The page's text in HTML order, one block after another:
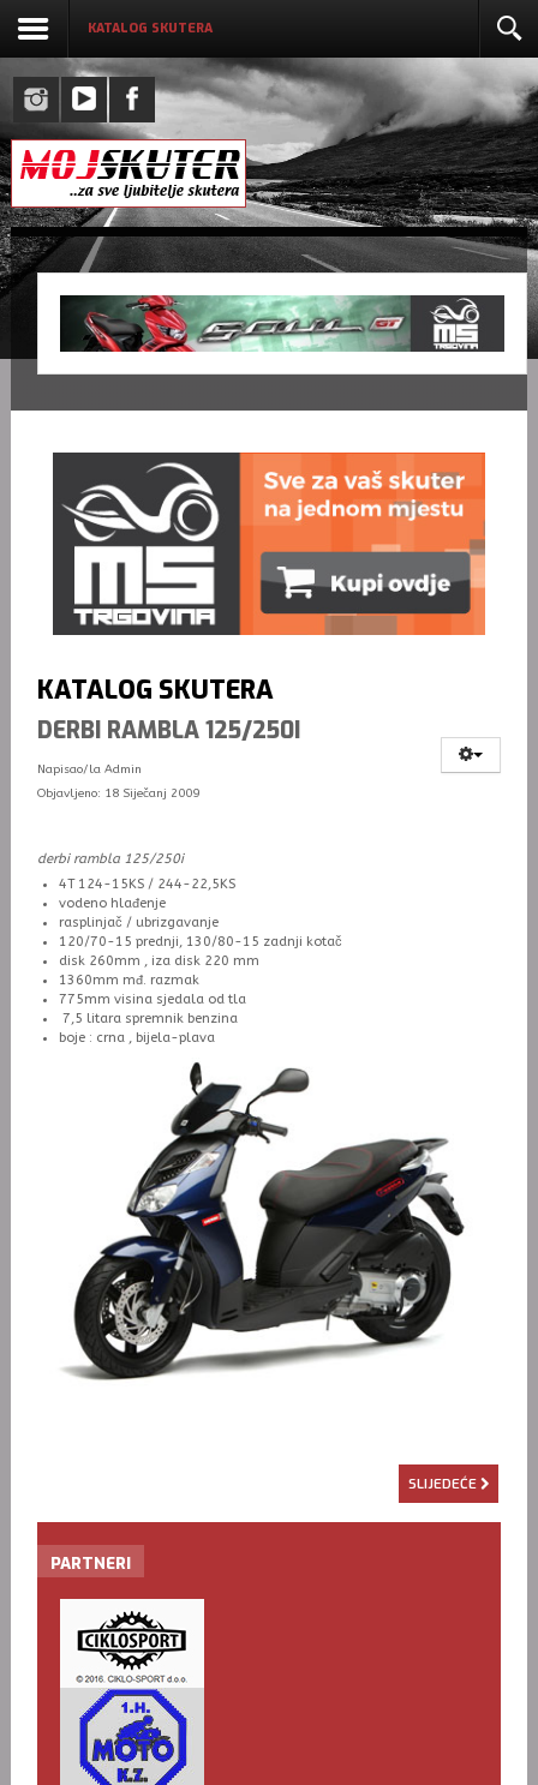
KATALOG SKUTERA
KATALOG SKUTERA
DERBI RAMBLA 125/250I
Napisao/la Admin
Objavljeno: 18 Siječanj 2009
derbi rambla 125/250i
4T 124-15KS / 244-22,5KS
vodeno hlađenje
rasplinjač / ubrizgavanje
120/70-15 prednji, 130/80-15 zadnji kotač
disk 260mm , iza disk 220 mm
1360mm mđ. razmak
775mm visina sjedala od tla
7,5 litara spremnik benzina
boje : crna , bijela-plava
SLIJEDEĆE
PARTNERI